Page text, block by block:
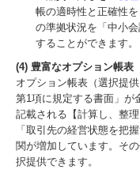
帳の適時性と正確性を
の準拠状況を「中小
することができます。
(4) 豊富なオプション帳表
オプション帳表（選択提
第1項に規定する書面」が
記載される【計算し、整
「取引先の経営状態を把
関が増加しています。そ
択提供できます。